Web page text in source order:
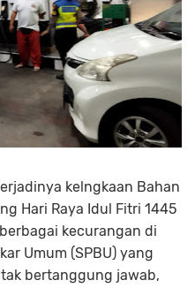
kelngkaan Bahan
Hari Raya Idul Fitri 1445
kecurangan di
Umum (SPBU) yang
bertanggung jawab,